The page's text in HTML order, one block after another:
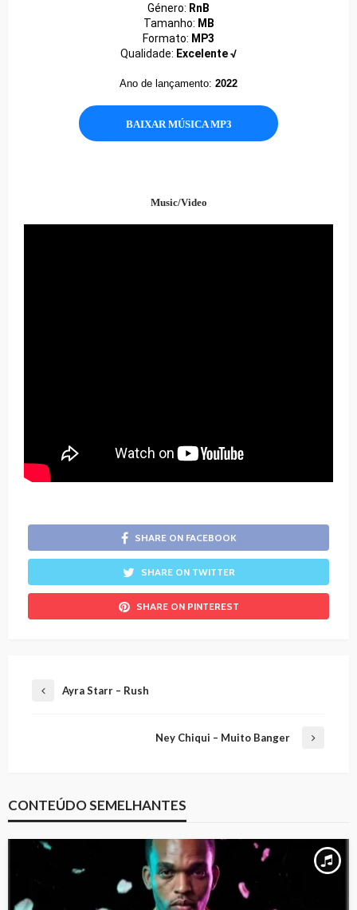
Género: RnB
Tamanho: MB
Formato: MP3
Qualidade: Excelente √
Ano de lançamento: 2022
BAIXAR MÚSICA MP3
Music/Video
SHARE ON FACEBOOK
SHARE ON TWITTER
SHARE ON PINTEREST
Ayra Starr – Rush
Ney Chiqui – Muito Banger
CONTEÚDO SEMELHANTES